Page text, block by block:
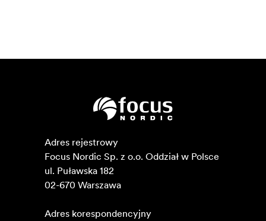
Adres rejestrowy
Focus Nordic Sp. z o.o. Oddział w Polsce
ul. Puławska 182
02-670 Warszawa
Adres korespondencyjny